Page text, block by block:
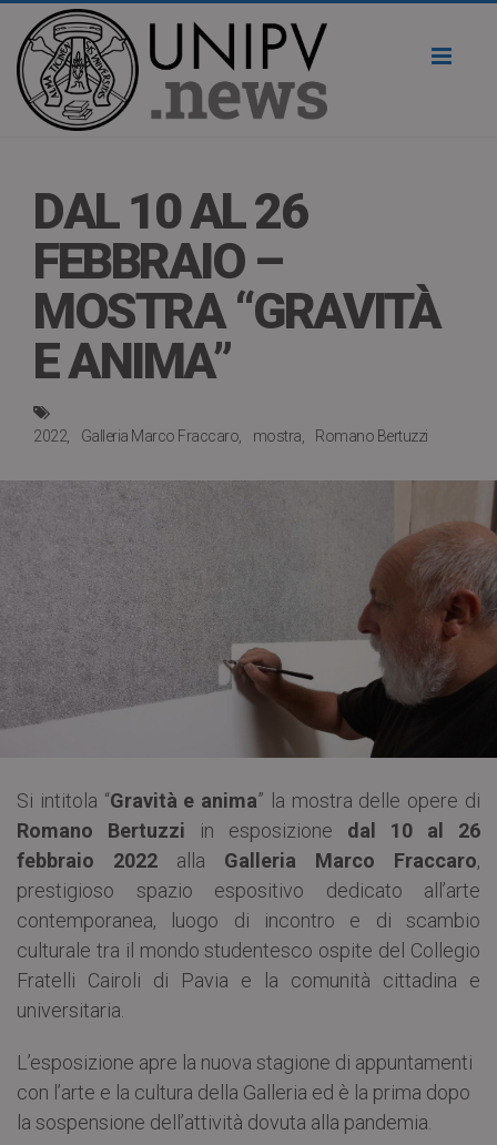
DAL 10 AL 26
FEBBRAIO –
MOSTRA “GRAVITÀ
E ANIMA”
2022 Galleria Marco Fraccaro mostra Romano Bertuzzi
Si intitola “Gravità e anima” la mostra delle opere di
Romano Bertuzzi in esposizione dal 10 al 26
febbraio 2022 alla Galleria Marco Fraccaro,
prestigioso spazio espositivo dedicato all’arte
contemporanea, luogo di incontro e di scambio
culturale tra il mondo studentesco ospite del Collegio
Fratelli Cairoli di Pavia e la comunità cittadina e
universitaria.
L’esposizione apre la nuova stagione di appuntamenti
con l’arte e la cultura della Galleria ed è la prima dopo
la sospensione dell’attività dovuta alla pandemia.